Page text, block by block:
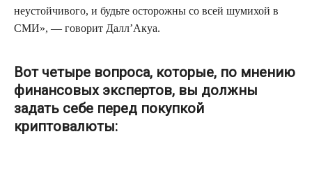
неустойчивого, и будьте осторожны со всей шумихой в
СМИ», — говорит Далл’Акуа.
Вот четыре вопроса, которые, по мнению
финансовых экспертов, вы должны
задать себе перед покупкой
криптовалюты: